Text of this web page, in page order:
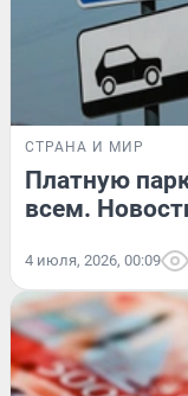
СТРАНА И МИР
Платную
всем.
4 июля, 2026, 00:09